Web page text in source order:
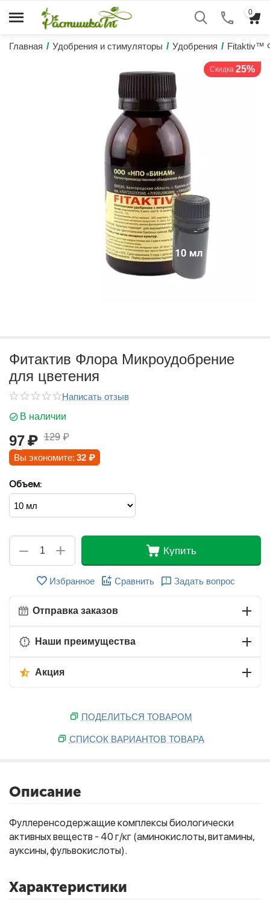
Фитолампы
0
Главная / Удобрения и стимуляторы / Удобрения / Fitaktiv™
Скидка 25%
Фитактив Флора Микроудобрение
для цветения
Написать отзыв
В наличии
97₽ 129 ₽
Вы экономите: 32 ₽
Объем:
+
− Купить
Избранное Сравнить Задать вопрос
Отправка заказов
Наши преимущества
Акция
ПОДЕЛИТЬСЯ ТОВАРОМ
СПИСОК ВАРИАНТОВ ТОВАРА
Описание
Фуллеренсодержащие комплексы биологически
активных веществ - 40 г/кг (аминокислоты, витамины,
ауксины, фульвокислоты).
Характеристики